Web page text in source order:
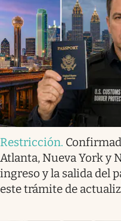
Restricción.
Atlanta, Nueva York y
ingreso y la salida del
este trámite de